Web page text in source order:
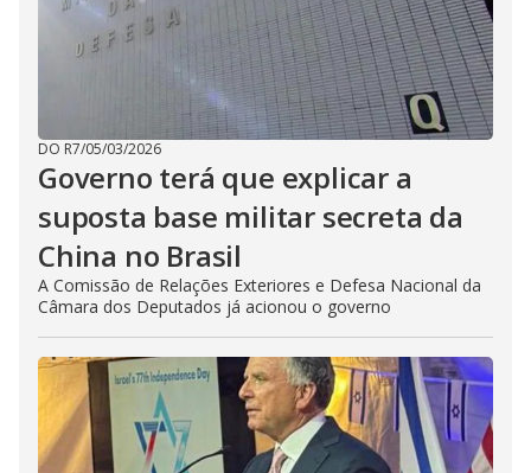
DO R7/05/03/2026
Governo terá que explicar a
suposta base militar secreta da
China no Brasil
A Comissão de Relações Exteriores e Defesa Nacional da
Câmara dos Deputados já acionou o governo